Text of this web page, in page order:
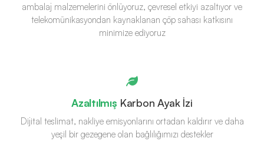
ambalaj malzemelerini önlüyoruz, çevresel etkiyi azaltıyor ve
telekomünikasyondan kaynaklanan çöp sahası katkısını
minimize ediyoruz
Azaltılmış Karbon Ayak İzi
Dijital teslimat, nakliye emisyonlarını ortadan kaldırır ve daha
yeşil bir gezegene olan bağlılığımızı destekler